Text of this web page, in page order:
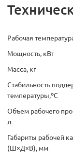
Рабочая
Мощность, кВт
Масса, кг
Стабильность
температуры,ºС
Объем рабочего
л
Габариты рабочей
(Ш×Д×В), мм